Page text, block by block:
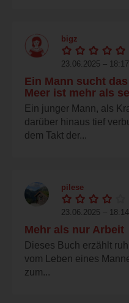
bigz
23.06.2025 – 18:17
Ein Mann sucht
Meer ist mehr als
Ein junger Mann, als
darüber hinaus tief
dem Takt der...
pilese
23.06.2025 – 18:14
Mehr als nur Arbeit
Dieses Buch erzählt
vom Leben eines
zum...